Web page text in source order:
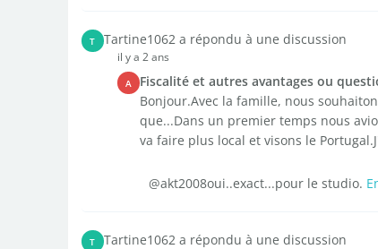
T Tartine1062 a répondu à une discussion
il y a 2 ans
A Fiscalité et autres avantages ou
Bonjour.Avec la famille, nous
que...Dans un premier temps nous
va faire plus local et visons le
@akt2008oui..exact...pour le studio.
T Tartine1062 a répondu à une discussion